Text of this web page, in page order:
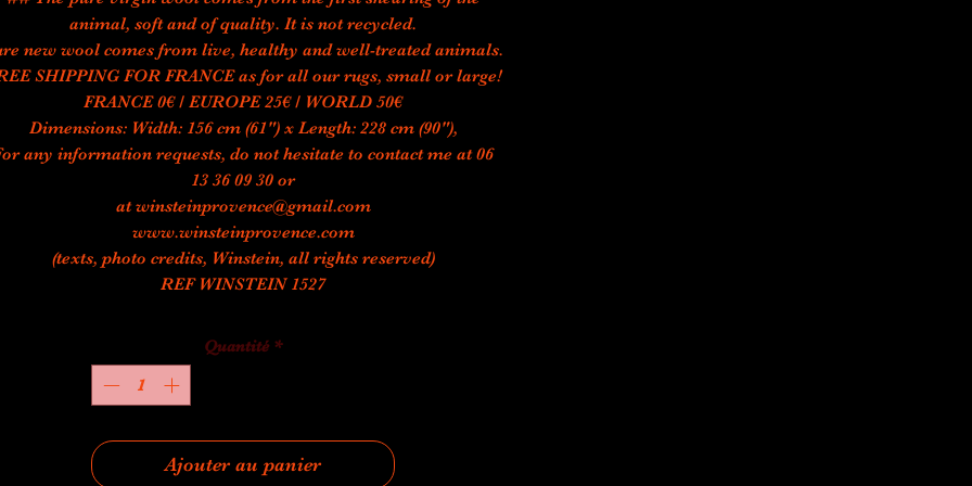
animal, soft and of quality. It is not recycled.
new wool comes from live, healthy and well-treated animals.
SHIPPING FOR FRANCE as for all our rugs, small or large!
FRANCE 0€ / EUROPE 25€ / WORLD 50€
Dimensions: Width: 156 cm (61") x Length: 228 cm (90"),
any information requests, do not hesitate to contact me at 06
13 36 09 30 or
at winsteinprovence@gmail.com
www.winsteinprovence.com
(texts, photo credits, Winstein, all rights reserved)
REF WINSTEIN 1527
Quantité *
Ajouter au panier